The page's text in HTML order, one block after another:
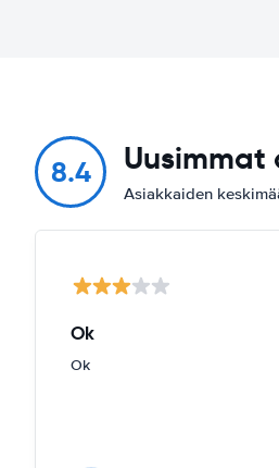
8.4 Uusimmat
Asiakkaiden
Ok
Ok